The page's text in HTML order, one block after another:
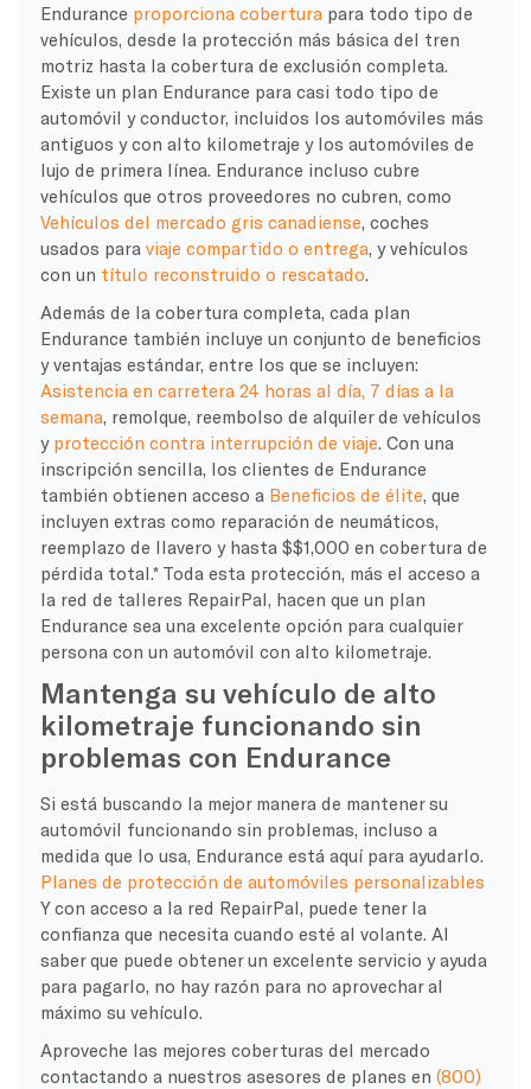
Endurance proporciona cobertura para todo tipo de
vehículos, desde la protección más básica del tren
motriz hasta la cobertura de exclusión completa.
Existe un plan Endurance para casi todo tipo de
automóvil y conductor, incluidos los automóviles más
antiguos y con alto kilometraje y los automóviles de
lujo de primera línea. Endurance incluso cubre
vehículos que otros proveedores no cubren, como
Vehículos del mercado gris canadiense , coches
usados para viaje compartido o entrega , y vehículos
con un título reconstruido o rescatado
Además de la cobertura completa, cada plan
Endurance también incluye un conjunto de beneficios
y ventajas estándar, entre los que se incluyen:
Asistencia en carretera 24 horas al día, 7 días a la
semana , remolque, reembolso de alquiler de vehículos
y protección contra interrupción de viaje . Con una
inscripción sencilla, los clientes de Endurance
también obtienen acceso a Beneficios de élite , que
incluyen extras como reparación de neumáticos,
reemplazo de llavero y hasta $$1,000 en cobertura de
pérdida total.* Toda esta protección, más el acceso a
la red de talleres RepairPal, hacen que un plan
Endurance sea una excelente opción para cualquier
persona con un automóvil con alto kilometraje.
Mantenga su vehículo de alto
kilometraje funcionando sin
problemas con Endurance
Si está buscando la mejor manera de mantener su
automóvil funcionando sin problemas, incluso a
medida que lo usa, Endurance está aquí para ayudarlo.
Planes de protección de automóviles personalizables
Y con acceso a la red RepairPal, puede tener la
confianza que necesita cuando esté al volante. Al
saber que puede obtener un excelente servicio y ayuda
para pagarlo, no hay razón para no aprovechar al
máximo su vehículo.
Aproveche las mejores coberturas del mercado
contactando a nuestros asesores de planes en (800)